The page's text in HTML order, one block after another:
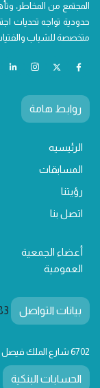
المجتمع من المخاطر،
حدودية تواجه تحديات
متخصصة للشباب
روابط هامة
الرئيسيه
المسابقات
رؤيتنا
اتصل بنا
أعضاء الجمعية
العمومية
بيانات التواصل
6702 شارع الملك فيصل - حي الديرة , السليل 18651
الحسابات البنكية